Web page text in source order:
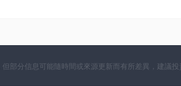
部分信息可能隨時間或來源更新而有所差異，建議投